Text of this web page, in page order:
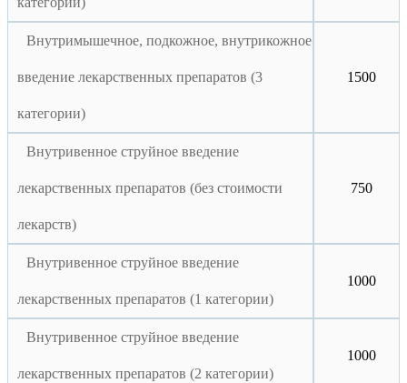
Внутримышечное, подкожное, внутрикожное
введение лекарственных препаратов (3
категории)
1500
Внутривенное струйное введение
лекарственных препаратов (без стоимости
лекарств)
750
Внутривенное струйное введение
лекарственных препаратов (1 категории)
1000
Внутривенное струйное введение
лекарственных препаратов (2 категории)
1000